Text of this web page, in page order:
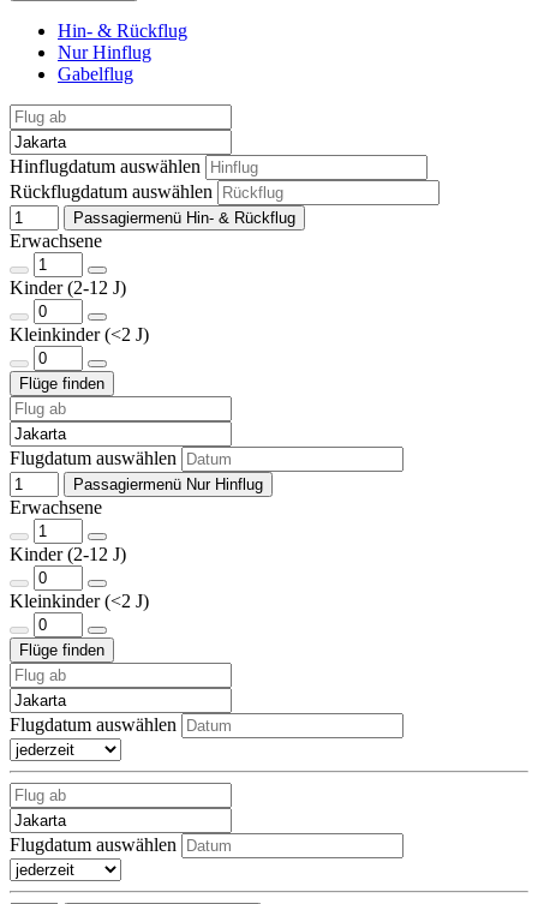
Hin- & Rückflug
Nur Hinflug
Gabelflug
Hinflugdatum auswählen
Rückflugdatum auswählen
Passagiermenü Hin- & Rückflug
Erwachsene
Kinder (2-12 J)
Kleinkinder (<2 J)
Flugdatum auswählen
Passagiermenü Nur Hinflug
Erwachsene
Kinder (2-12 J)
Kleinkinder (<2 J)
Flugdatum auswählen
Flugdatum auswählen